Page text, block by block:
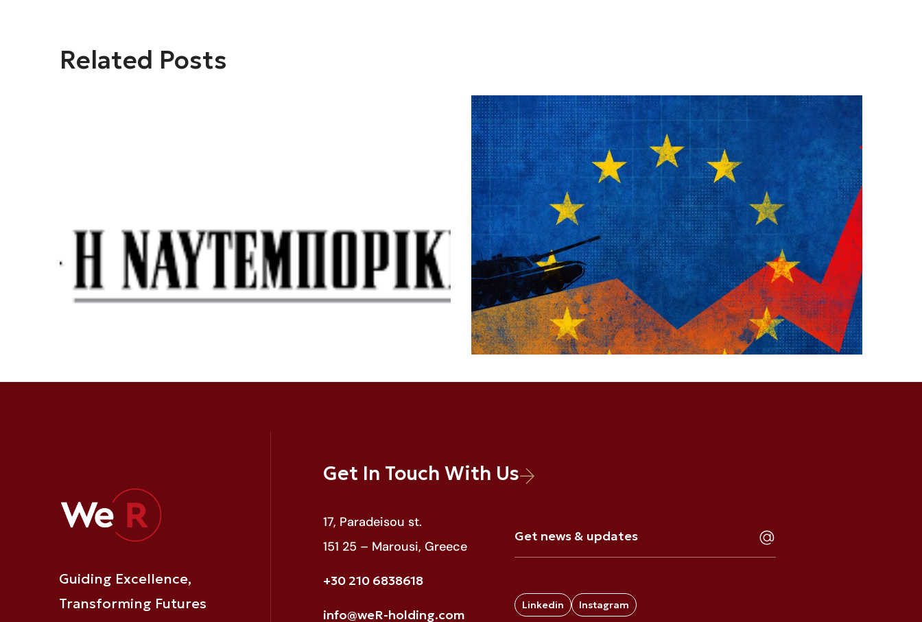
Related Posts
“Η παγκόσμια ρευστότητα ευκαιρία για τις
επιχειρήσεις.” – της Ρεβέκκας Πιτσίκα
Business
Δαπάνες άμυνας και οικονομικές προκλήσεις-
Guiding Excellence,
Transforming Futures
Get In Touch With Us
17, Paradeisou st.
151 25 – Marousi, Greece
+30 210 6838618
info@weR-holding.com
Linkedin Instagram